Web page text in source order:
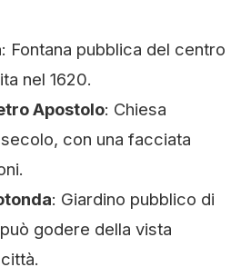
: Fontana pubblica del centro
nel 1620.
Apostolo: Chiesa
con una facciata
: Giardino pubblico di
godere della vista